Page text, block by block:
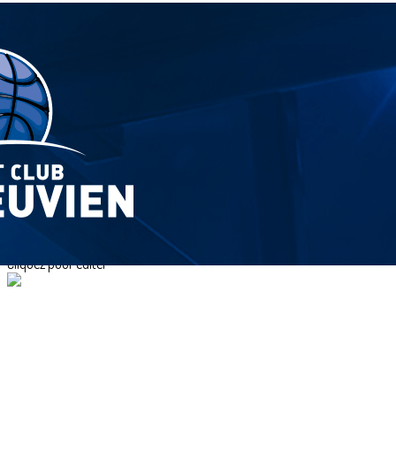
<
>
École de Basket
Évènements
Équipes Féminines
Équipes Masculines
U15 Masc. Tournoi International (TIAM)
Images de la page d'accueil
Cliquez pour éditer